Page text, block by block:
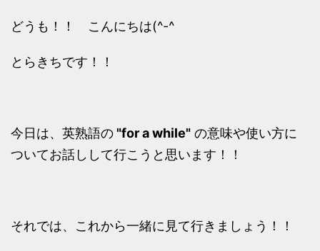
どうも！！ こんにちは(^-^ゞ
とらきちです！！
今日は、英熟語の"for a while" の意味や使い方に
ついてお話しして行こうと思います！！
それでは、これから一緒に見て行きましょう！！